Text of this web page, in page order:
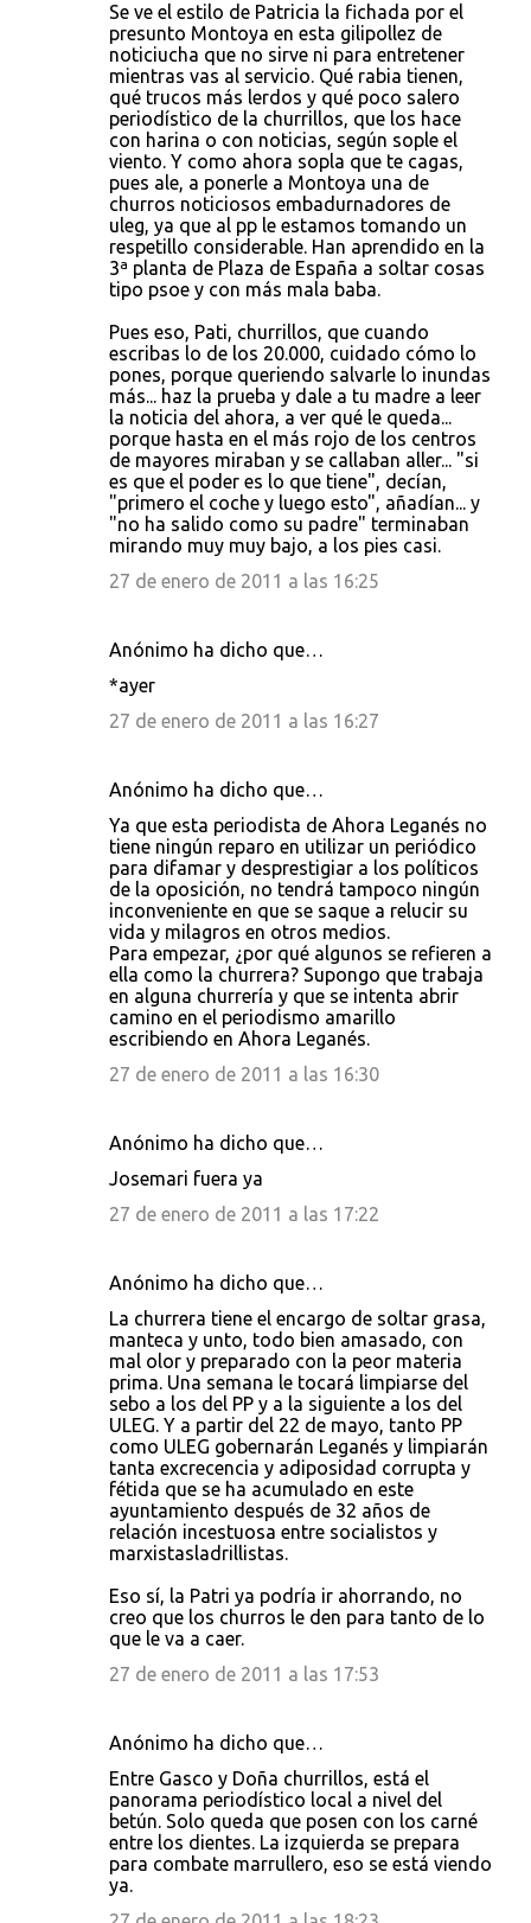
Se ve el estilo de Patricia la fichada por el
presunto Montoya en esta gilipollez de
noticiucha que no sirve ni para entretener
mientras vas al servicio. Qué rabia tienen,
qué trucos más lerdos y qué poco salero
periodístico de la churrillos, que los hace
con harina o con noticias, según sople el
viento. Y como ahora sopla que te cagas,
pues ale, a ponerle a Montoya una de
churros noticiosos embadurnadores de
uleg, ya que al pp le estamos tomando un
respetillo considerable. Han aprendido en la
3ª planta de Plaza de España a soltar cosas
tipo psoe y con más mala baba.
Pues eso, Pati, churrillos, que cuando
escribas lo de los 20.000, cuidado cómo lo
pones, porque queriendo salvarle lo inundas
más... haz la prueba y dale a tu madre a leer
la noticia del ahora, a ver qué le queda...
porque hasta en el más rojo de los centros
de mayores miraban y se callaban aller... "si
es que el poder es lo que tiene", decían,
"primero el coche y luego esto", añadían... y
"no ha salido como su padre" terminaban
mirando muy muy bajo, a los pies casi.
27 de enero de 2011 a las 16:25
Anónimo ha dicho que…
*ayer
27 de enero de 2011 a las 16:27
Anónimo ha dicho que…
Ya que esta periodista de Ahora Leganés no
tiene ningún reparo en utilizar un periódico
para difamar y desprestigiar a los políticos
de la oposición, no tendrá tampoco ningún
inconveniente en que se saque a relucir su
vida y milagros en otros medios.
Para empezar, ¿por qué algunos se refieren a
ella como la churrera? Supongo que trabaja
en alguna churrería y que se intenta abrir
camino en el periodismo amarillo
escribiendo en Ahora Leganés.
27 de enero de 2011 a las 16:30
Anónimo ha dicho que…
Josemari fuera ya
27 de enero de 2011 a las 17:22
Anónimo ha dicho que…
La churrera tiene el encargo de soltar grasa,
manteca y unto, todo bien amasado, con
mal olor y preparado con la peor materia
prima. Una semana le tocará limpiarse del
sebo a los del PP y a la siguiente a los del
ULEG. Y a partir del 22 de mayo, tanto PP
como ULEG gobernarán Leganés y limpiarán
tanta excrecencia y adiposidad corrupta y
fétida que se ha acumulado en este
ayuntamiento después de 32 años de
relación incestuosa entre socialistos y
marxistasladrillistas.
Eso sí, la Patri ya podría ir ahorrando, no
creo que los churros le den para tanto de lo
que le va a caer.
27 de enero de 2011 a las 17:53
Anónimo ha dicho que…
Entre Gasco y Doña churrillos, está el
panorama periodístico local a nivel del
betún. Solo queda que posen con los carné
entre los dientes. La izquierda se prepara
para combate marrullero, eso se está viendo
ya.